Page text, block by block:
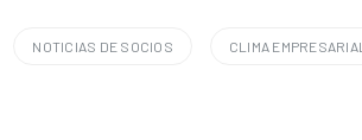
NOTICIAS DE SOCIOS CLIMA EMPRESARIAL